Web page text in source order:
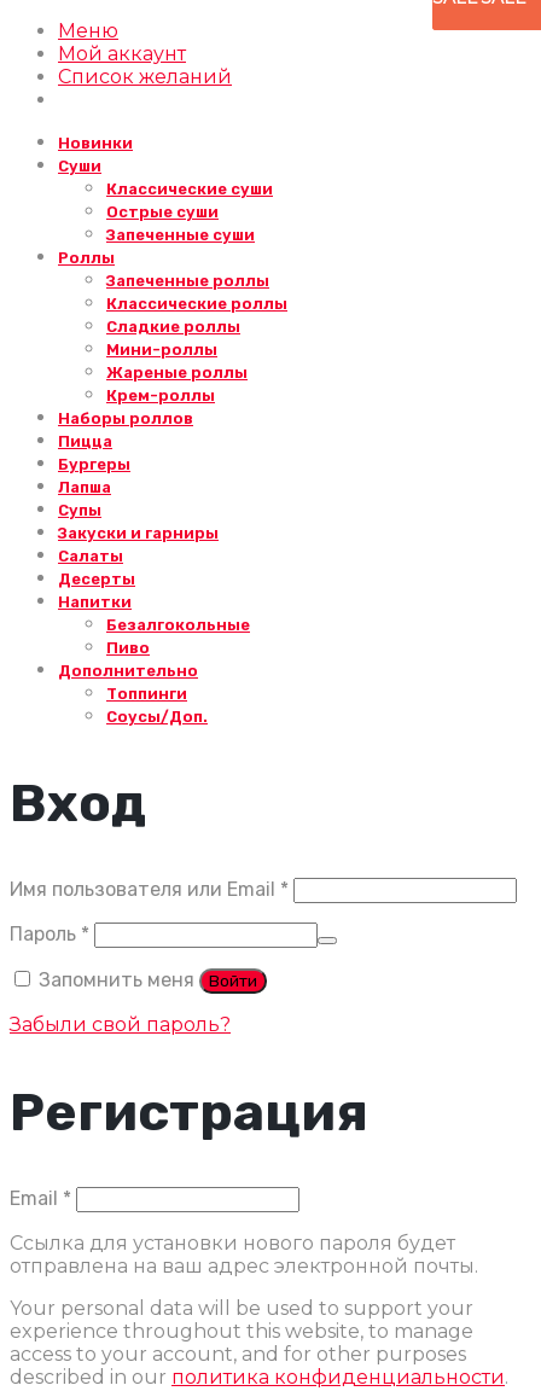
Меню
Мой аккаунт
Список желаний
Новинки
Суши
Классические суши
Острые суши
Запеченные суши
Роллы
Запеченные роллы
Классические роллы
Сладкие роллы
Мини-роллы
Жареные роллы
Крем-роллы
Наборы роллов
Пицца
Бургеры
Лапша
Супы
Закуски и гарниры
Салаты
Десерты
Напитки
Безалгокольные
Пиво
Дополнительно
Топпинги
Соусы/Доп.
Вход
Имя пользователя или Email *
Пароль *
Запомнить меня Войти
Забыли свой пароль?
Регистрация
Email *
Ссылка для установки нового пароля будет
отправлена ​​на ваш адрес электронной почты.
Your personal data will be used to support your
experience throughout this website, to manage
access to your account, and for other purposes
described in our политика конфиденциальности.